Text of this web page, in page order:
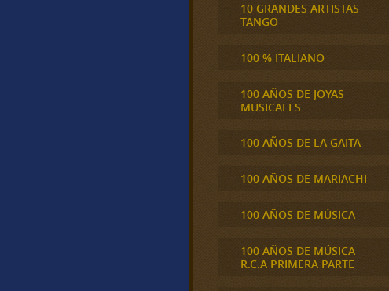
10 GRANDES ARTISTAS
TANGO
100 % ITALIANO
100 AÑOS DE JOYAS
MUSICALES
100 AÑOS DE LA GAITA
100 AÑOS DE MARIACHI
100 AÑOS DE MÚSICA
100 AÑOS DE MÚSICA
R.C.A PRIMERA PARTE